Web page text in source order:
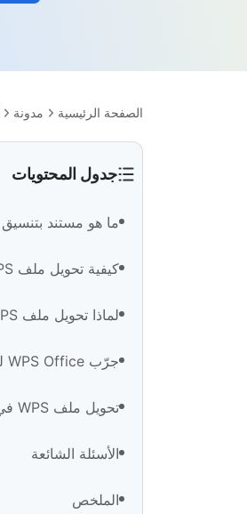
الصفحة الرئيسية مدونة
جدول المحتويات
ما هو مستند بتنسيق WPS؟
كيفية تحويل ملف WPS؟
لماذا تحويل ملف WPS إلى Word؟
جرّب WPS Office لتحسين عملك
تحويل ملف WPS في WPS Office
الأسئلة الشائعة
الملخص